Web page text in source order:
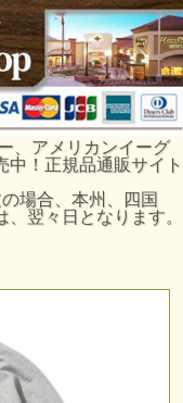
、アメリカンイーグ
中！正規品通販サイト
場合、本州、四国
翌々日となります。